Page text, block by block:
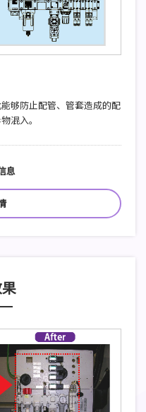
够防止配管、管套造成的配
混入。
息